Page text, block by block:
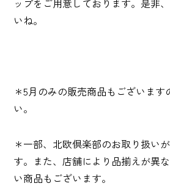
ップをご用意しております。是非
いね。
＊5月のみの販売商品もございます
い。
＊一部、北欧倶楽部のお取り扱い
す。また、店舗により品揃えが異
い商品もございます。